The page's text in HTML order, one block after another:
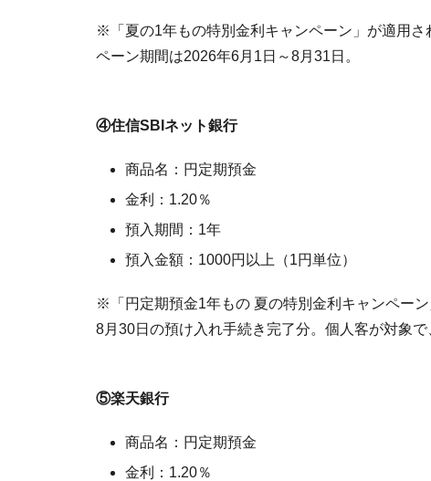
※「夏の1年もの特別金利キャンペーン」が適用
ペーン期間は2026年6月1日～8月31日。
④住信SBIネット銀行
商品名：円定期預金
金利：1.20％
預入期間：1年
預入金額：1000円以上（1円単位）
※「円定期預金1年もの 夏の特別金利キャンペー
8月30日の預け入れ手続き完了分。個人客が対象で
⑤楽天銀行
商品名：円定期預金
金利：1.20％